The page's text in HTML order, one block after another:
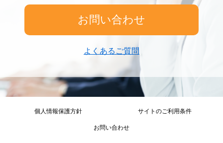
お問い合わせ
よくあるご質問
個人情報保護方針 サイトのご利用条件
お問い合わせ